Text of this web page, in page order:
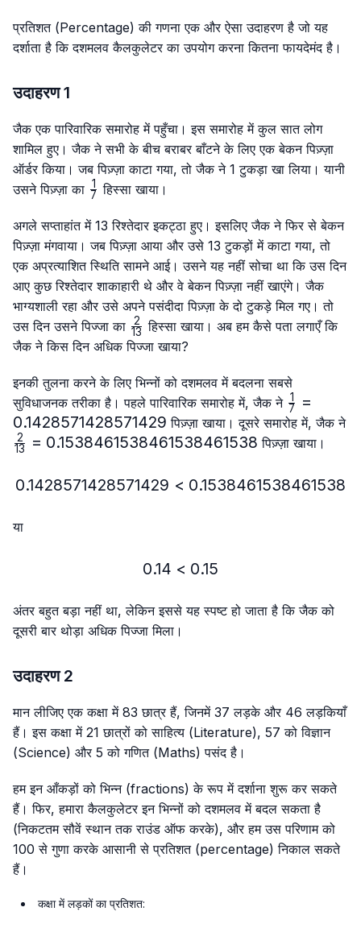
प्रतिशत (Percentage) की गणना एक और ऐसा उदाहरण है जो यह
दर्शाता है कि दशमलव कैलकुलेटर का उपयोग करना कितना फायदेमंद है।
उदाहरण 1
जैक एक पारिवारिक समारोह में पहुँचा। इस समारोह में कुल सात लोग
शामिल हुए। जैक ने सभी के बीच बराबर बाँटने के लिए एक बेकन पिज़्ज़ा
ऑर्डर किया। जब पिज़्ज़ा काटा गया, तो जैक ने 1 टुकड़ा खा लिया। यानी
उसने पिज़्ज़ा का \frac{1}
7
1 हिस्सा खाया।
अगले सप्ताहांत में 13 रिश्तेदार इकट्ठा हुए। इसलिए जैक ने फिर से बेकन
पिज़्ज़ा मंगवाया। जब पिज़्ज़ा आया और उसे 13 टुकड़ों में काटा गया, तो
एक अप्रत्याशित स्थिति सामने आई। उसने यह नहीं सोचा था कि उस दिन
आए कुछ रिश्तेदार शाकाहारी थे और वे बेकन पिज़्ज़ा नहीं खाएंगे। जैक
भाग्यशाली रहा और उसे अपने पसंदीदा पिज़्ज़ा के दो टुकड़े मिल गए। तो
उस दिन उसने पिज्जा का \frac{2}
{13}
13
2
हिस्सा खाया। अब हम कैसे पता लगाएँ कि
जैक ने किस दिन अधिक पिज्जा खाया?
इनकी तुलना करने के लिए भिन्नों को दशमलव में बदलना सबसे
सुविधाजनक तरीका है। पहले पारिवारिक समारोह में, जैक ने \frac{1}
7
1
=
0.1428571428571429 पिज़्ज़ा खाया। दूसरे समारोह में, जैक ने
\frac{2}
13
2 = 0.1538461538461538461538 पिज़्ज़ा खाया।
0.1428571428571429 <
0.1428571428571429 < 0.1538461538461538
या
0.14 < 0.15
0.14 < 0.15
अंतर बहुत बड़ा नहीं था, लेकिन इससे यह स्पष्ट हो जाता है कि जैक को
दूसरी बार थोड़ा अधिक पिज्जा मिला।
उदाहरण 2
मान लीजिए एक कक्षा में 83 छात्र हैं, जिनमें 37 लड़के और 46 लड़कियाँ
हैं। इस कक्षा में 21 छात्रों को साहित्य (Literature), 57 को विज्ञान
(Science) और 5 को गणित (Maths) पसंद है।
हम इन आँकड़ों को भिन्न (fractions) के रूप में दर्शाना शुरू कर सकते
हैं। फिर, हमारा कैलकुलेटर इन भिन्नों को दशमलव में बदल सकता है
(निकटतम सौवें स्थान तक राउंड ऑफ करके), और हम उस परिणाम को
100 से गुणा करके आसानी से प्रतिशत (percentage) निकाल सकते
हैं।
कक्षा में लड़कों का प्रतिशत: